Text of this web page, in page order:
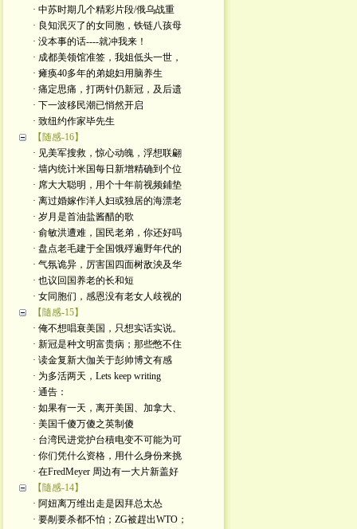
· 中苏时期几个精彩片段/俄乌战重
· 良知泯灭了的女同胞，铁链八孩母
· 没本事的话----就冲我来！
· 成都美领馆准签，我姐低头一世，
· 瘫痪40多年的弟媳妇用脑养生
· 痛定思痛，打两针仍新冠，及后遗
· 下一波移民潮已悄然开启
· 致纽约作家毕先生
【随感-16】
· 见美军搜救，惊心动魄，浮想联翩
· 墙内统计米国每日新增精确到个位
· 席大大聪明，用个十年前视频鋪垫
· 离过婚嫁作洋人妇或独居的海漂老
· 岁月是首油盐酱醋的歌
· 俞敏洪遭难，国民老弟，你还好吗
· 盘点老毛建于全国饿殍遍野年代的
· 气氛诡异，厉害国四面树敌泱及华
· 也议回国养老的长和短
· 女同胞们，感恩没有老女人歧视的
【隨感-15】
· 俺不想唱衰美国，只想实话实说。
· 新冠是种文明富贵病；那些憋不住
· 读金复新大伽关于彭帅博文有感
· 为多活两天，Lets keep writing
· 通告：
· 如果有一天，离开美国、加拿大、
· 美国千傻万傻之英制傻
· 台湾民进党护台積电变不可能为可
· 你们凭什么资格，用什么身份来挑
· 在FredMeyer 周边有一大片新盖好
【隨感-14】
· 阿妞离万维出走是因拜总太怂
· 要剮要杀都不怕；ZG被趕出WTO；